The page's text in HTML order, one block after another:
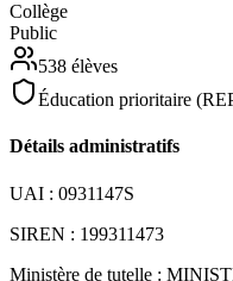
Collège
Public
538 élèves
Éducation prioritaire
Détails administratifs
UAI : 0931147S
SIREN : 199311473
Ministère de tutelle :